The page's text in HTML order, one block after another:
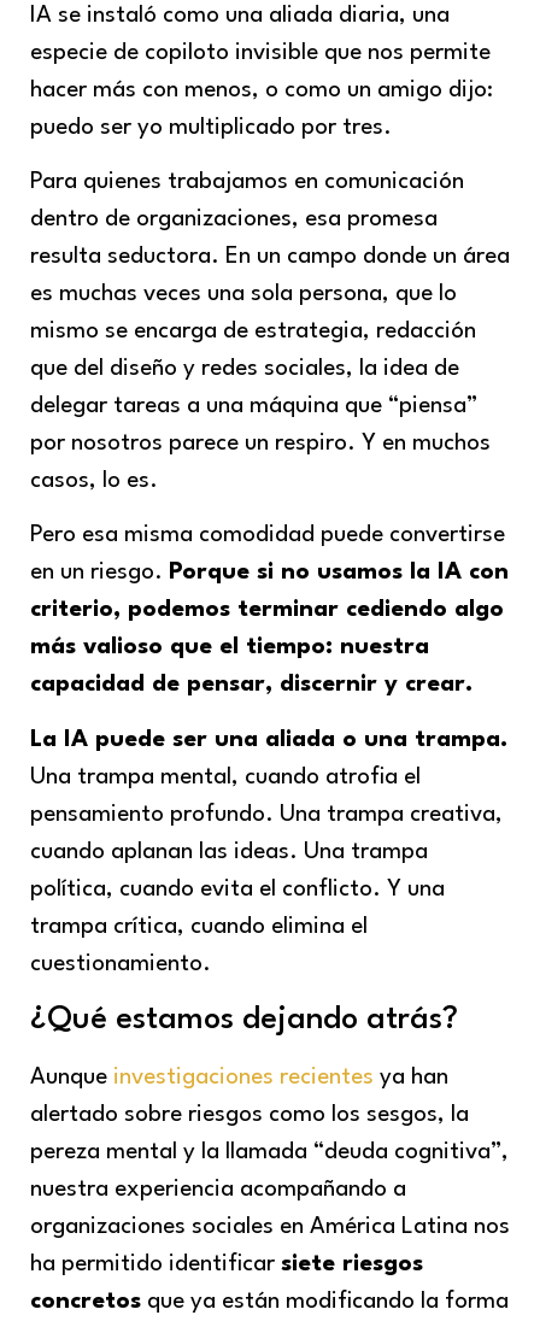
IA se instaló como una aliada diaria, una
especie de copiloto invisible que nos permite
hacer más con menos, o como un amigo dijo:
puedo ser yo multiplicado por tres.
Para quienes trabajamos en comunicación
dentro de organizaciones, esa promesa
resulta seductora. En un campo donde un área
es muchas veces una sola persona, que lo
mismo se encarga de estrategia, redacción
que del diseño y redes sociales, la idea de
delegar tareas a una máquina que “piensa”
por nosotros parece un respiro. Y en muchos
casos, lo es.
Pero esa misma comodidad puede convertirse
en un riesgo. Porque si no usamos la IA con
criterio, podemos terminar cediendo algo
más valioso que el tiempo: nuestra
capacidad de pensar, discernir y crear.
La IA puede ser una aliada o una trampa.
Una trampa mental, cuando atrofia el
pensamiento profundo. Una trampa creativa,
cuando aplanan las ideas. Una trampa
política, cuando evita el conflicto. Y una
trampa crítica, cuando elimina el
cuestionamiento.
¿Qué estamos dejando atrás?
Aunque investigaciones recientes ya han
alertado sobre riesgos como los sesgos, la
pereza mental y la llamada “deuda cognitiva”,
nuestra experiencia acompañando a
organizaciones sociales en América Latina nos
ha permitido identificar siete riesgos
concretos que ya están modificando la forma